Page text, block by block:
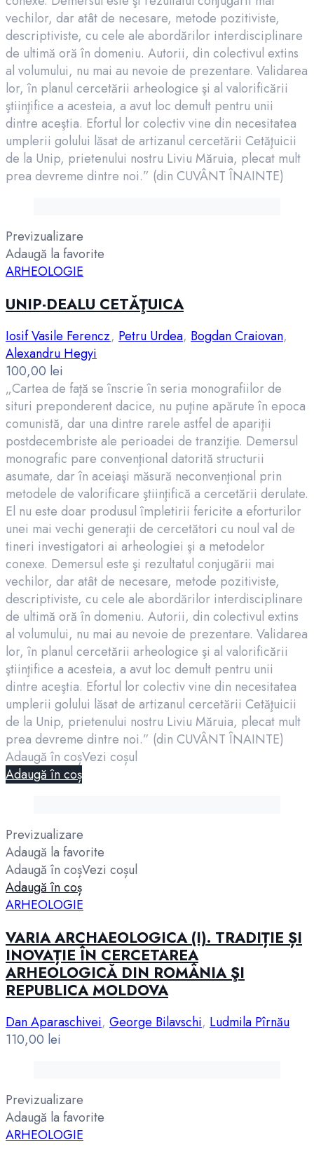
vechilor, dar atât de necesare, metode pozitiviste,
descriptiviste, cu cele ale abordărilor interdisciplinare
de ultimă oră în domeniu. Autorii, din colectivul extins
al volumului, nu mai au nevoie de prezentare. Validarea
lor, în planul cercetării arheologice şi al valorificării
ştiinţifice a acesteia, a avut loc demult pentru unii
dintre aceştia. Efortul lor colectiv vine din necesitatea
umplerii golului lăsat de artizanul cercetării Cetăţuicii
de la Unip, prietenului nostru Liviu Măruia, plecat mult
prea devreme dintre noi.” (din CUVÂNT ÎNAINTE)
Previzualizare
Adaugă la favorite
ARHEOLOGIE
UNIP-DEALU CETĂŢUICA
Iosif Vasile Ferencz, Petru Urdea, Bogdan Craiovan,
Alexandru Hegyi
100,00 lei
„Cartea de faţă se înscrie în seria monografiilor de
situri preponderent dacice, nu puţine apărute în epoca
comunistă, dar una dintre rarele astfel de apariţii
postdecembriste ale perioadei de tranziţie. Demersul
monografic pare convenţional datorită structurii
asumate, dar în aceiaşi măsură neconvenţional prin
metodele de valorificare ştiinţifică a cercetării derulate.
El nu este doar produsul împletirii fericite a eforturilor
unei mai vechi generaţii de cercetători cu noul val de
tineri investigatori ai arheologiei şi a metodelor
conexe. Demersul este şi rezultatul conjugării mai
vechilor, dar atât de necesare, metode pozitiviste,
descriptiviste, cu cele ale abordărilor interdisciplinare
de ultimă oră în domeniu. Autorii, din colectivul extins
al volumului, nu mai au nevoie de prezentare. Validarea
lor, în planul cercetării arheologice şi al valorificării
ştiinţifice a acesteia, a avut loc demult pentru unii
dintre aceştia. Efortul lor colectiv vine din necesitatea
umplerii golului lăsat de artizanul cercetării Cetăţuicii
de la Unip, prietenului nostru Liviu Măruia, plecat mult
prea devreme dintre noi.” (din CUVÂNT ÎNAINTE)
Adaugă în coșVezi coșul
Adaugă în coș
Previzualizare
Adaugă la favorite
Adaugă în coșVezi coșul
Adaugă în coș
ARHEOLOGIE
VARIA ARCHAEOLOGICA (I). TRADIȚIE ȘI
INOVAȚIE ÎN CERCETAREA
ARHEOLOGICĂ DIN ROMÂNIA ŞI
REPUBLICA MOLDOVA
Dan Aparaschivei, George Bilavschi, Ludmila Pîrnău
110,00 lei
Previzualizare
Adaugă la favorite
ARHEOLOGIE